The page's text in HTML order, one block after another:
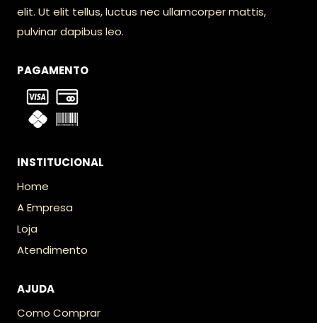
elit. Ut elit tellus, luctus nec ullamcorper mattis,
pulvinar dapibus leo.
PAGAMENTO
INSTITUCIONAL
Home
A Empresa
Loja
Atendimento
AJUDA
Como Comprar